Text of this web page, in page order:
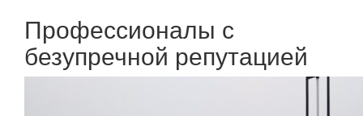
Профессионалы с
безупречной репутацией